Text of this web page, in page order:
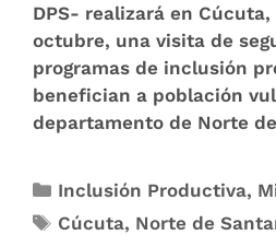
DPS- realizará en Cúcuta,
octubre, una visita de
programas de inclusión
benefician a población
departamento de Norte
Inclusión Productiva,
Cúcuta, Norte de